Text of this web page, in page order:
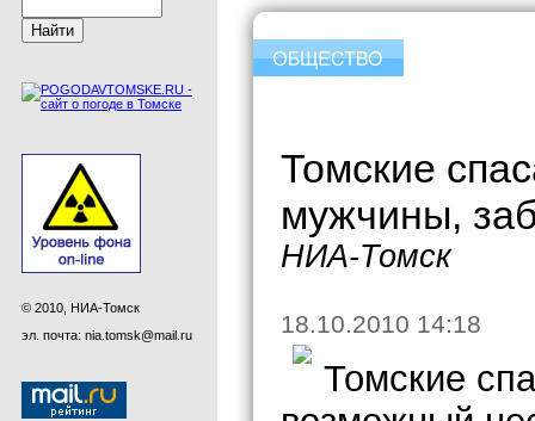
© 2010, НИА-Томск
эл. почта: nia.tomsk@mail.ru
Томские
мужчины,
НИА-Томск
18.10.2010 14:18
Томские